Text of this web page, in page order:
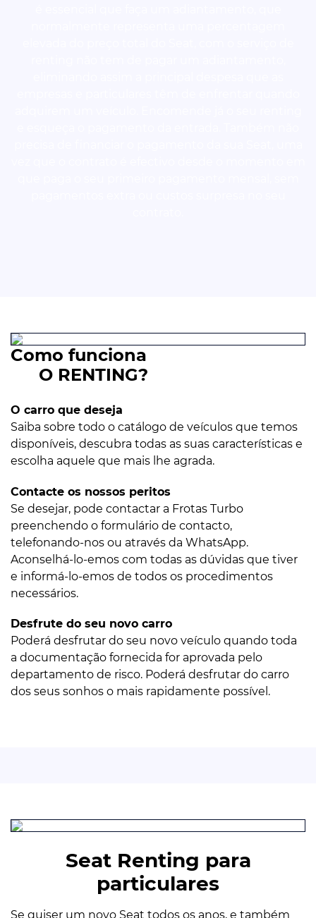
Como funciona
O RENTING?
O carro que deseja
Saiba sobre todo o catálogo de veículos que temos
disponíveis, descubra todas as suas características e
escolha aquele que mais lhe agrada.
Contacte os nossos peritos
Se desejar, pode contactar a Frotas Turbo
preenchendo o formulário de contacto,
telefonando-nos ou através da WhatsApp.
Aconselhá-lo-emos com todas as dúvidas que tiver
e informá-lo-emos de todos os procedimentos
necessários.
Desfrute do seu novo carro
Poderá desfrutar do seu novo veículo quando toda
a documentação fornecida for aprovada pelo
departamento de risco. Poderá desfrutar do carro
dos seus sonhos o mais rapidamente possível.
Seat Renting para
particulares
Se quiser um novo Seat todos os anos, e também